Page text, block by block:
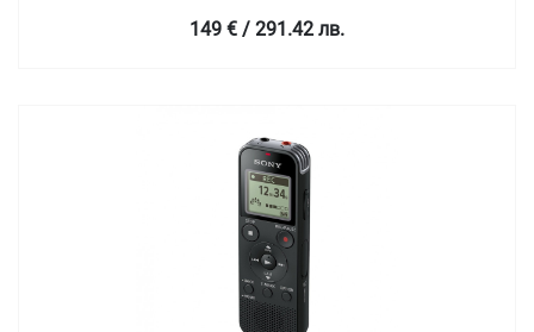
149 € / 291.42 лв.